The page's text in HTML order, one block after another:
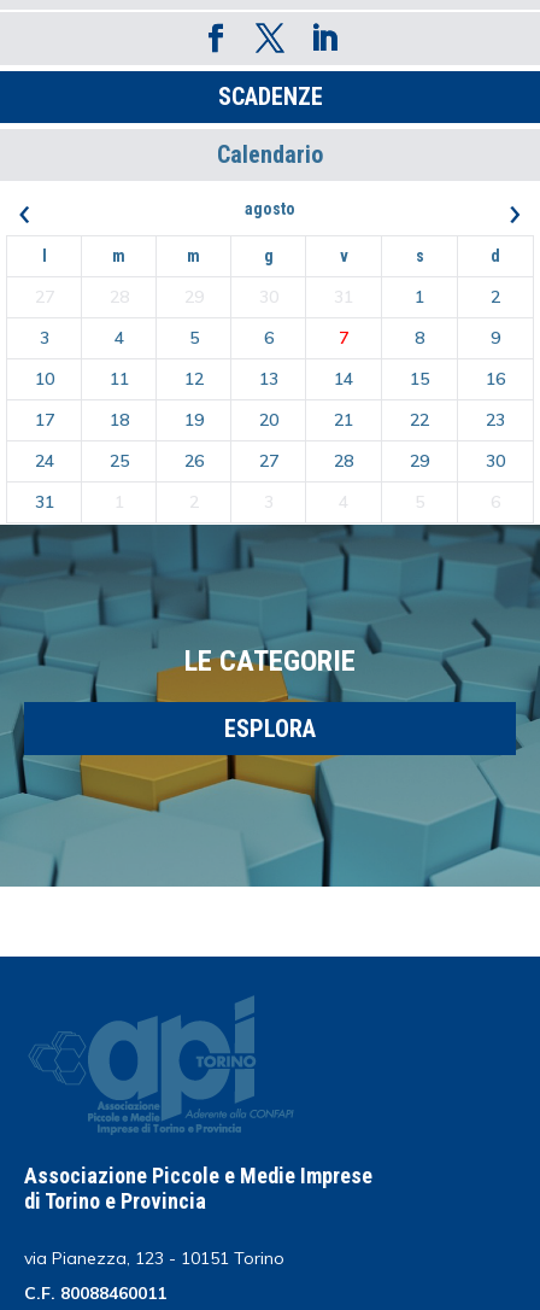
SCADENZE
Calendario
‹ agosto ›
m m g v s d
27 28 29 30 31 1
2
3
4 5 6 7 8
9
10
11 12 13 14 15
16
17
18 19 20 21 22
23
24
25 26 27 28 29
30
31
1 2 3 4 5 6
LE CATEGORIE
ESPLORA
Associazione Piccole e Medie Imprese
di Torino e Provincia
via Pianezza, 123 - 10151 Torino
C.F. 80088460011